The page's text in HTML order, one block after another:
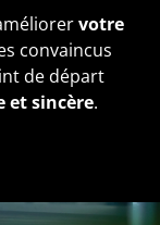
votre
convaincus
de départ
et sincère.